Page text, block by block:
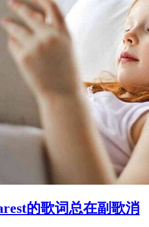
的歌词总在副歌消